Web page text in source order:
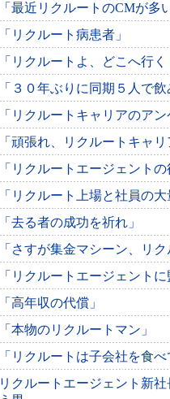
「最近リクルートのCMが多
「リクルート病患者」
「リクルートよ、どこへ行
「３０年ぶりに同期５人で
「リクルートキャリアのア
「頑張れ、リクルートキャ
「リクルートエージェント
「リクルート上場と社員の
「去る者の成功を祈れ」
「さすが集金マシーン、リ
「リクルートエージェント
「高年収の代償」
「本物のリクルートマン」
「リクルートは子会社を食
リクルートエージェント